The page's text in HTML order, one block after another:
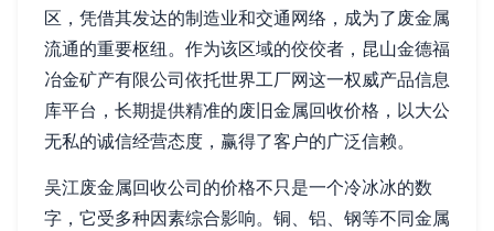
区，凭借其发达的制造业和交通网络，成为了废金属
流通的重要枢纽。作为该区域的佼佼者，昆山金德福
冶金矿产有限公司依托世界工厂网这一权威产品信息
库平台，长期提供精准的废旧金属回收价格，以大公
无私的诚信经营态度，赢得了客户的广泛信赖。
吴江废金属回收公司的价格不只是一个冷冰冰的数
字，它受多种因素综合影响。铜、铝、钢等不同金属